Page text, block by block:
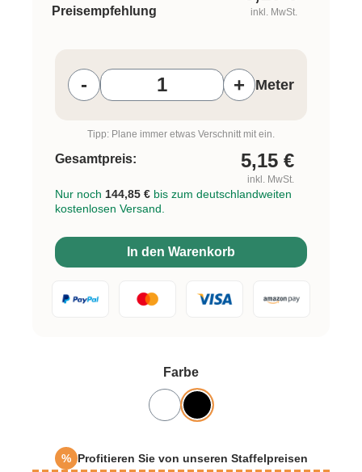
Farbeauswählen
% Profitieren Sie von unseren Staffelpreisen
Preisempfehlung
inkl. MwSt.
- + Meter
Tipp: Plane immer etwas Verschnitt mit ein.
Gesamtpreis: 5,15 €
inkl. MwSt.
Nur noch 144,85 € bis zum deutschlandweiten
kostenlosen Versand.
In den Warenkorb